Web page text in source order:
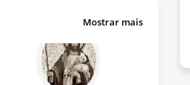
Mostrar mais